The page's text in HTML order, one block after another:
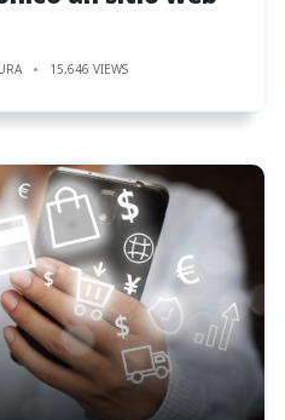
15,646 VIEWS